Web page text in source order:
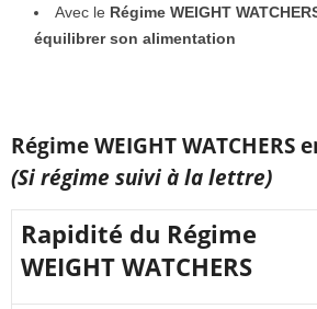
Avec le Régime WEIGHT
équilibrer son alimentation
Régime WEIGHT WATCHERS
(Si régime suivi à la lettre)
Rapidité du Régime
WEIGHT WATCHERS